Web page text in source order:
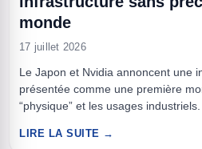
monde
17 juillet 2026
Le Japon et Nvidia annoncent une
présentée comme une première
“physique” et les usages
totalisant 27 500 GPU,
LIRE LA SUITE →